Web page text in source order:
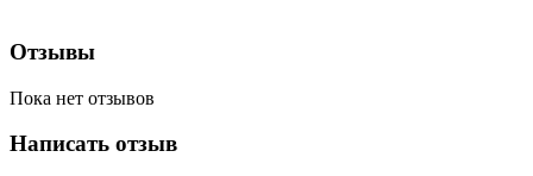
Отзывы
Пока нет отзывов
Написать отзыв